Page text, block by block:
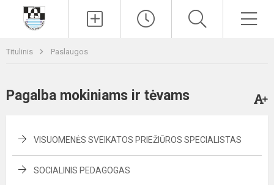
Titulinis Paslaugos
Pagalba mokiniams ir tėvams
VISUOMENĖS SVEIKATOS PRIEŽIŪROS SPECIALISTAS
SOCIALINIS PEDAGOGAS